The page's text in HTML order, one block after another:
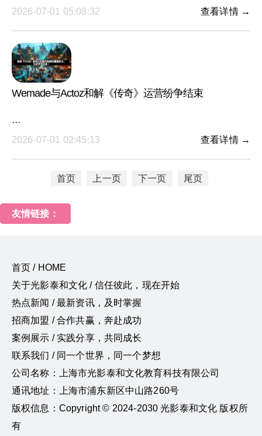
2026-07-01 05:08:32
查看详情 →
Wemade与Actoz和解《传奇》运营纷争结束
···
2026-07-01 02:45:13
查看详情 →
首页 上一页 下一页 尾页
友情链接：
首页 / HOME
关于光影泰和文化 / 信任彼此，现在开始
热点新闻 / 最新资讯，及时掌握
招商加盟 / 合作共赢，奔赴成功
案例展示 / 实践分享，共同成长
联系我们 / 同一个世界，同一个梦想
公司名称：上海市光影泰和文化教育科技有限公司
通讯地址：上海市浦东新区中山路260号
版权信息：Copyright © 2024-2030 光影泰和文化 版权所
有